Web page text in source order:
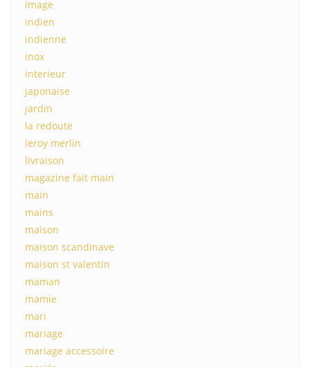
image
indien
indienne
inox
interieur
japonaise
jardin
la redoute
leroy merlin
livraison
magazine fait main
main
mains
maison
maison scandinave
maison st valentin
maman
mamie
mari
mariage
mariage accessoire